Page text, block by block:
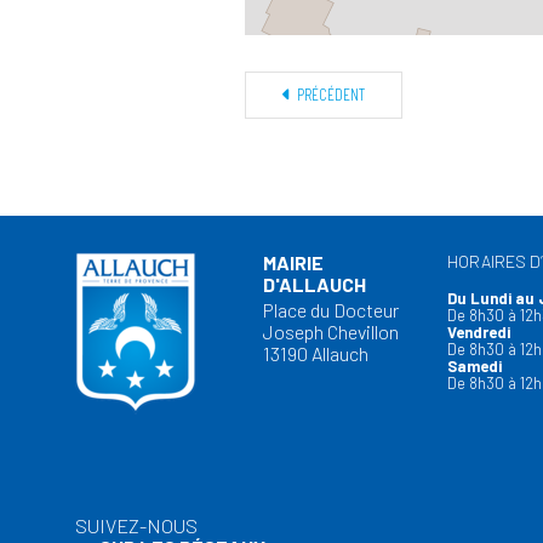
PRÉCÉDENT
MAIRIE
D'ALLAUCH
Place du Docteur
Joseph Chevillon
13190 Allauch
HORAIRES
Du Lundi au
De 8h30 à
Vendredi
De 8h30 à
Samedi
De 8h30 à 12h
SUIVEZ-NOUS